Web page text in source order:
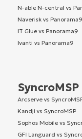
N-able N-central vs
Naverisk vs Panorama9
IT Glue vs Panorama9
Ivanti vs Panorama9
SyncroMSP
Arcserve vs
Kandji vs SyncroMSP
Sophos Mobile vs
GFI Languard vs